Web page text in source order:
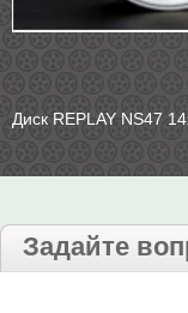
Диск REPLAY NS47
Задайте